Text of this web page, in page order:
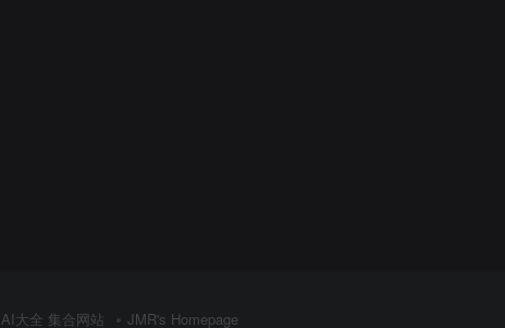
AI大全 集合网站 JMR's Homepage